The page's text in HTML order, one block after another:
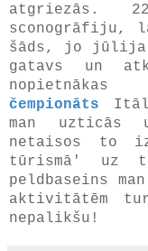
atgriezās.
sconogrāfiju,
šāds, jo jūlija
gatavs un
čempionāts
man
netaisos to
tūrismā' uz
peldbaseins
aktivitātēm
nepalikšu!